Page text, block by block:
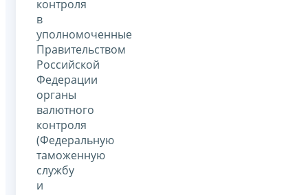
контроля
в
уполномоченные
Правительством
Российской
Федерации
органы
валютного
контроля
(Федеральную
таможенную
службу
и